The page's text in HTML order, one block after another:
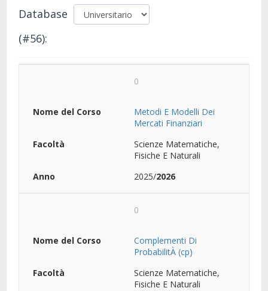
Database
(#56):
0
Metodi E Modelli Dei
Mercati Finanziari
Scienze Matematiche,
Fisiche E Naturali
2025/2026
0
Complementi Di
ProbabilitÀ (cp)
Scienze Matematiche,
Fisiche E Naturali